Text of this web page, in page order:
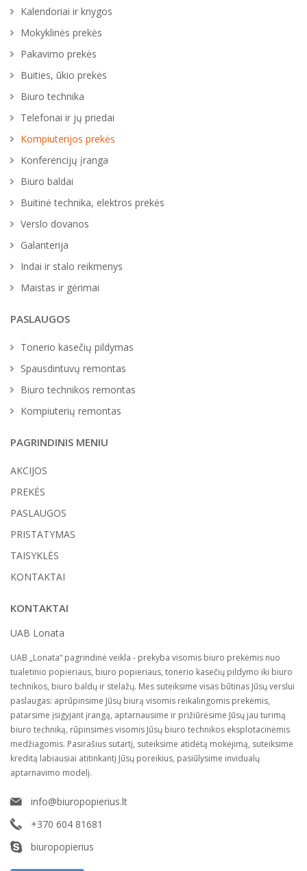
Kalendoriai ir knygos
Mokyklinės prekės
Pakavimo prekės
Buities, ūkio prekės
Biuro technika
Telefonai ir jų priedai
Kompiuterijos prekės
Konferencijų įranga
Biuro baldai
Buitinė technika, elektros prekės
Verslo dovanos
Galanterija
Indai ir stalo reikmenys
Maistas ir gėrimai
PASLAUGOS
Tonerio kasečių pildymas
Spausdintuvų remontas
Biuro technikos remontas
Kompiuterių remontas
PAGRINDINIS MENIU
AKCIJOS
PREKĖS
PASLAUGOS
PRISTATYMAS
TAISYKLĖS
KONTAKTAI
KONTAKTAI
UAB Lonata
UAB „Lonata“ pagrindinė veikla - prekyba visomis biuro prekėmis nuo
tualetinio popieriaus, biuro popieriaus, tonerio kasečių pildymo iki biuro
technikos, biuro baldų ir stelažų. Mes suteiksime visas būtinas Jūsų verslui
paslaugas: aprūpinsime Jūsų biurą visomis reikalingomis prekėmis,
patarsime įsigyjant įrangą, aptarnausime ir prižiūrėsime Jūsų jau turimą
biuro techniką, rūpinsimės visomis Jūsų biuro technikos eksplotacinėmis
medžiagomis. Pasirašius sutartį, suteiksime atidėtą mokėjimą, suteiksime
kreditą labiausiai atitinkantį Jūsų poreikius, pasiūlysime invidualų
aptarnavimo modelį.
info@biuropopierius.lt
+370 604 81681
biuropopierius